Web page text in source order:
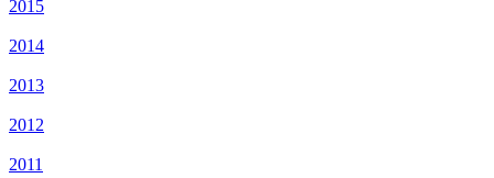
2015
2014
2013
2012
2011